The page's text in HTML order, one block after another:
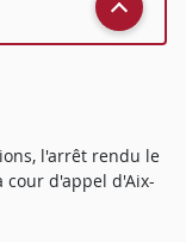
l'arrêt rendu le
cour d'appel d'Aix-